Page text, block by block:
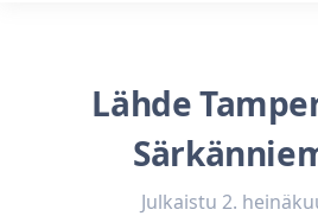
Lähde
Julkaistu 2.